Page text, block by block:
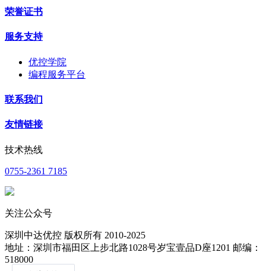
荣誉证书
服务支持
优控学院
编程服务平台
联系我们
友情链接
技术热线
0755-2361 7185
关注公众号
深圳中达优控 版权所有 2010-2025
地址：深圳市福田区上步北路1028号岁宝壹品D座1201 邮编：
518000